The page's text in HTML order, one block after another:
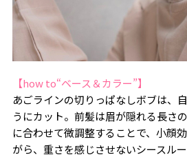
【how to“ベース＆カラー”】
あごラインの切りっぱなしボブは、
うにカット。前髪は眉が隠れる長さ
に合わせて微調整することで、小顔
がら、重さを感じさせないシースル